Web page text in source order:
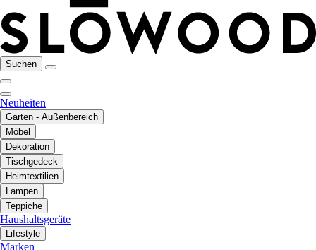
Suchen
Neuheiten
Garten - Außenbereich
Möbel
Dekoration
Tischgedeck
Heimtextilien
Lampen
Teppiche
Haushaltsgeräte
Lifestyle
Marken